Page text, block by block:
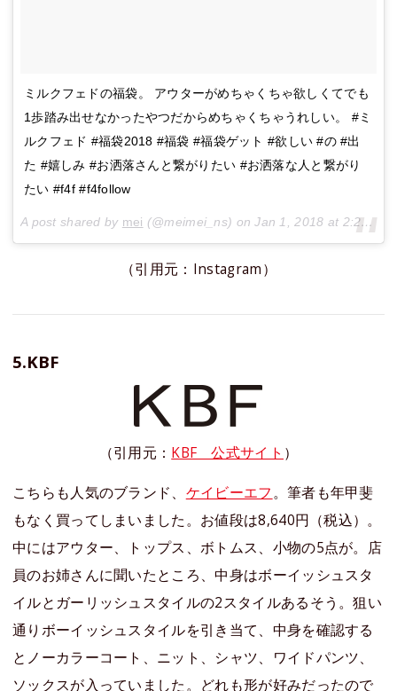
ミルクフェドの福袋。 アウターがめちゃくちゃ欲しくてでも
1歩踏み出せなかったやつだからめちゃくちゃうれしい。 #ミ
ルクフェド #福袋2018 #福袋 #福袋ゲット #欲しい #の #出
た #嬉しみ #お洒落さんと繋がりたい #お洒落な人と繋がり
たい #f4f #f4follow
A post shared by mei (@meimei_ns) onJan 1, 2018 at 2:28am PST
（引用元：Instagram）
5.KBF
（引用元： KBF 公式サイト ）
こちらも人気のブランド、 ケイビーエフ。筆者も年甲斐
もなく買ってしまいました。お値段は8,640円（税込）。
中にはアウター、トップス、ボトムス、小物の5点が。店
員のお姉さんに聞いたところ、中身はボーイッシュスタ
イルとガーリッシュスタイルの2スタイルあるそう。狙い
通りボーイッシュスタイルを引き当て、中身を確認する
とノーカラーコート、ニット、シャツ、ワイドパンツ、
ソックスが入っていました。どれも形が好みだったので